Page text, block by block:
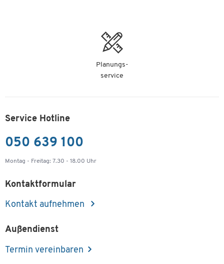
Planungs-
service
Service Hotline
050 639 100
Montag - Freitag: 7.30 - 18.00 Uhr
Kontaktformular
Kontakt aufnehmen
Außendienst
Termin vereinbaren